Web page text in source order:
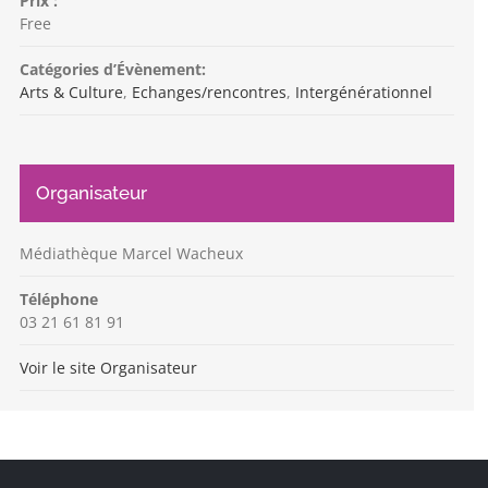
Free
Catégories d’Évènement:
Arts & Culture, Echanges/rencontres, Intergénérationnel
Organisateur
Médiathèque Marcel Wacheux
Téléphone
03 21 61 81 91
Voir le site Organisateur